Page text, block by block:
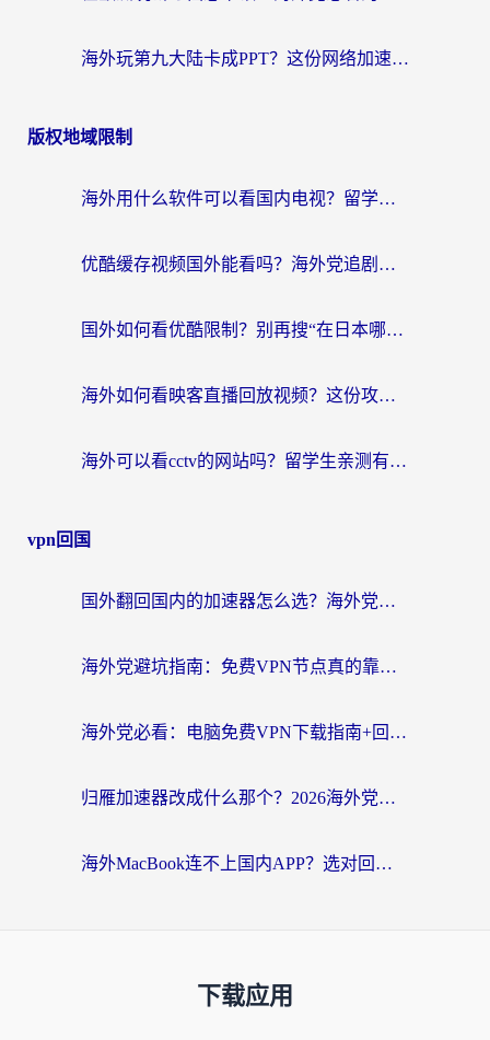
海外玩第九大陆卡成PPT？这份网络加速指南帮你丝滑上分
版权地域限制
海外用什么软件可以看国内电视？留学生亲测有效的追剧自由指南
优酷缓存视频国外能看吗？海外党追剧看片的终极解决方案来了
国外如何看优酷限制？别再搜“在日本哪个软件可以看中国电视剧”，这篇教你搞定
海外如何看映客直播回放视频？这份攻略帮你搞定（附腾讯优酷观看技巧）
海外可以看cctv的网站吗？留学生亲测有效的回国追剧方案
vpn回国
国外翻回国内的加速器怎么选？海外党亲测实用指南，告别地域限制
海外党避坑指南：免费VPN节点真的靠谱吗？教你选对回国加速器无缝访问国内资源
海外党必看：电脑免费VPN下载指南+回国加速器选择全攻略，告别地区限制
归雁加速器改成什么那个？2026海外党回国加速全攻略：告别地区限制，轻松刷剧玩游戏
海外MacBook连不上国内APP？选对回国VPN，告别地区限制的烦恼
下载应用